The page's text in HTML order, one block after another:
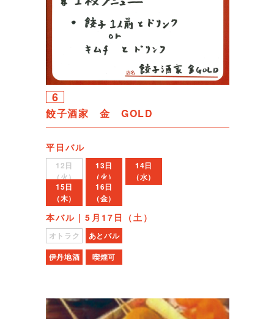
6
餃子酒家 金 GOLD
平日バル
12日
（火）
13日
（火）
14日
（水）
15日
（木）
16日
（金）
本バル｜5月17日（土）
オトラク
あとバル
伊丹地酒
喫煙可